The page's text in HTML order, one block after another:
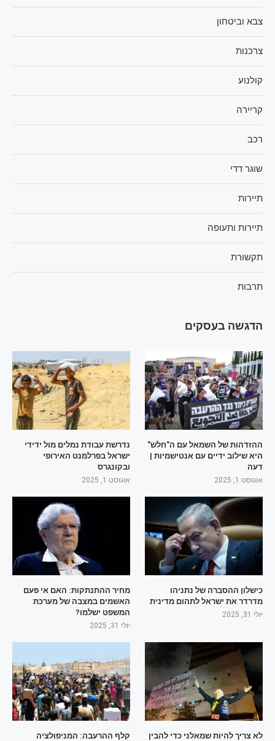
צבא וביטחון
צרכנות
קולנוע
קריירה
רכב
שוגר דדי
תיירות
תיירות ותעופה
תקשורת
תרבות
הדגשה בעסקים
ההזדהות של השמאל עם ה"חלש"
היא שילוב ידיים עם אנטישמיות |
דעה
אוגוסט 1, 2025
נדרשת עבודת נמלים מול ידידי
ישראל בפרלמנט האירופי
ובקונגרס
אוגוסט 1, 2025
כישלון ההסברה של נתניהו
מדרדר את ישראל לתהום מדינית
יולי 31, 2025
מחיר ההתנתקות: האם אי פעם
האשמים במצבה של מערכת
המשפט ישלמו?
יולי 31, 2025
לא צריך להיות שמאלני כדי להבין
קלף ההרעבה: המניפולציה